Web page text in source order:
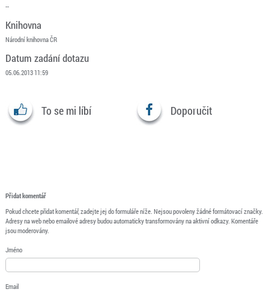
--
Knihovna
Národní knihovna ČR
Datum zadání dotazu
05.06.2013 11:59
To se mi líbí Doporučit
Přidat komentář
Pokud chcete přidat komentář, zadejte jej do formuláře níže. Nejsou povoleny žádné formátovací značky.
Adresy na web nebo emailové adresy budou automaticky transformovány na aktivní odkazy. Komentáře
jsou moderovány.
Jméno
Email